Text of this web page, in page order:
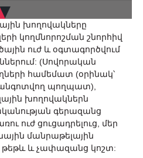
խողովակները
կողմնորոշման շնորհիվ
ուժ և օգտագործվում
(Սովորական
համեմատ (օրինակ՝
պողպատ),
խողովակներն
գերազանց
ուժ ցուցադրելուց, մեր
մանրաթելային
թեթև և չափազանց կոշտ: